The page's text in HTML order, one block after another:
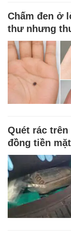
Chấm đen ở
thư nhưng
Quét rác
đồng tiền